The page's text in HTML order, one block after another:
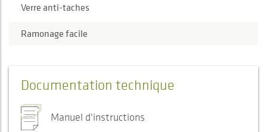
Verre anti-taches
Ramonage facile
Documentation technique
Manuel d'instructions